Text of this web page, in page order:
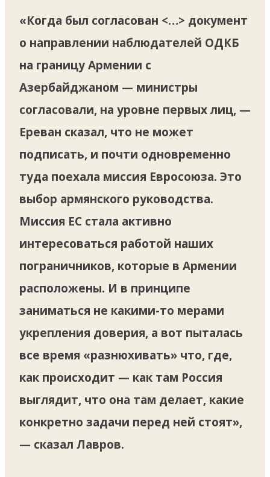
«Когда был согласован <…> документ
о направлении наблюдателей ОДКБ
на границу Армении с
Азербайджаном — министры
согласовали, на уровне первых лиц, —
Ереван сказал, что не может
подписать, и почти одновременно
туда поехала миссия Евросоюза. Это
выбор армянского руководства.
Миссия ЕС стала активно
интересоваться работой наших
пограничников, которые в Армении
расположены. И в принципе
заниматься не какими-то мерами
укрепления доверия, а вот пыталась
все время «разнюхивать» что, где,
как происходит — как там Россия
выглядит, что она там делает, какие
конкретно задачи перед ней стоят»,
— сказал Лавров.